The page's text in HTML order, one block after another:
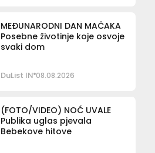
MEĐUNARODNI DAN MAČAKA
Posebne životinje koje osvoje
svaki dom
DuList IN 08.08.2026
(FOTO/VIDEO) NOĆ UVALE
Publika uglas pjevala
Bebekove hitove